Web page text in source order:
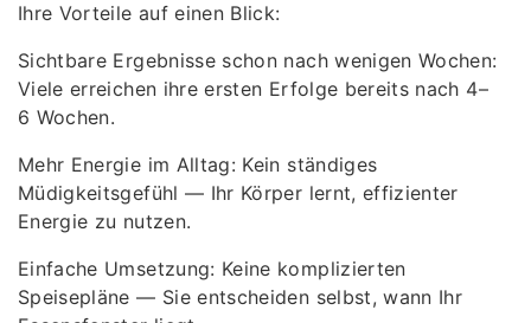
Ihre Vorteile auf einen Blick:
Sichtbare Ergebnisse schon nach wenigen Wochen:
Viele erreichen ihre ersten Erfolge bereits nach 4–
6 Wochen.
Mehr Energie im Alltag: Kein ständiges
Müdigkeitsgefühl — Ihr Körper lernt, effizienter
Energie zu nutzen.
Einfache Umsetzung: Keine komplizierten
Speisepläne — Sie entscheiden selbst, wann Ihr